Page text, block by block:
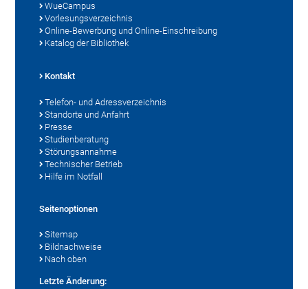
WueCampus
Vorlesungsverzeichnis
Online-Bewerbung und Online-Einschreibung
Katalog der Bibliothek
Kontakt
Telefon- und Adressverzeichnis
Standorte und Anfahrt
Presse
Studienberatung
Störungsannahme
Technischer Betrieb
Hilfe im Notfall
Seitenoptionen
Sitemap
Bildnachweise
Nach oben
Letzte Änderung: